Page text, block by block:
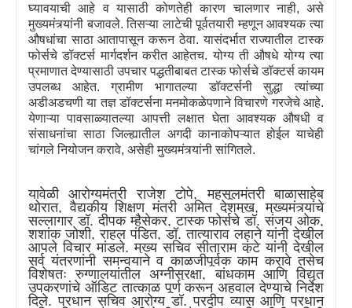
घ्यावयाची आहे व यासाठी कोणतेही कारण चालणार नाही, असे
मुख्यमंत्र्यांनी बजावले. तिसऱ्या लाटेची पूर्वतयारी म्हणून आवश्यक त्या
औषधांचा साठा आतापासून करून ठेवा. यासंदर्भात राज्यातील टास्क
फोर्सचे डॉक्टर्स मार्गदर्शन करीत आहेतच. योग्य ती औषधे योग्य त्या
प्रमाणात देण्यासाठी उपचार पद्धतीबाबत टास्क फोर्सचे डॉक्टर्स कायम
उपलब्ध आहेत. ग्रामीण भागातल्या डॉक्टर्सनी सुद्धा त्यांच्या
अडीअडचणी या तज्ञ डॉक्टर्सना मनमोकळेपणाने विचारणे गरजेचे आहे.
येणाऱ्या पावसाळ्यातल्या आपत्ती लक्षात घेता आवश्यक औषधी व
संसाधनांचा साठा जिल्ह्यातील अगदी कानाकोपऱ्यात होईल याचेही
चांगले नियोजन करावे, असेही मुख्यमंत्र्यांनी सांगितले.
यावेळी आरोग्यमंत्री राजेश टोपे,महसूलमंत्री बाळासाहेब
थोरात,वैद्यकीय शिक्षण मंत्री अमित देशमुख,मुख्यमंत्र्यांचे
सल्लागार डॉ. दीपक म्हैसेकर,टास्क फोर्सचे डॉ. संजय ओक,
शशांक जोशी,राहुल पंडित,डॉ. तात्याराव लहाने यांनी देखील
आपले विचार मांडले. मुख्य सचिव सीताराम कुंटे यांनी देखील
सर्व यंत्रणांनी समन्वयाने व काळजीपूर्वक काम करावे तसेच
विशेषतः रुग्णालयांतील अग्नीसुरक्षा,बांधकाम आणि विद्युत
उपकरणांचे ऑडिट तात्काळ पूर्ण करून अहवाल देण्याचे निर्देश
दिले. प्रधान सचिव आरोग्य डॉ. प्रदीप व्यास आणि प्रधान